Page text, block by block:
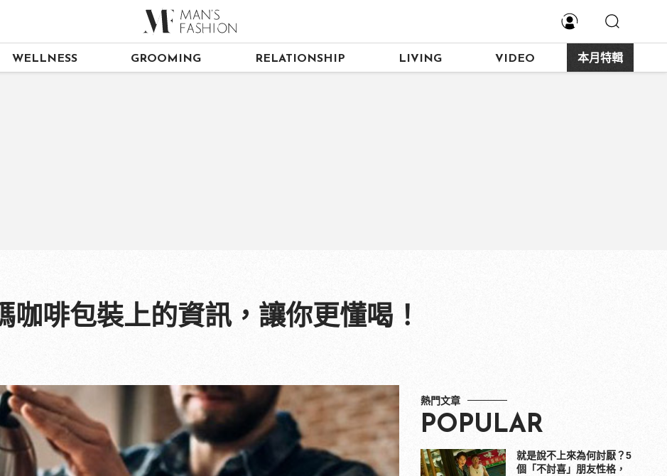
WELLNESS GROOMING RELATIONSHIP LIVING VIDEO 本月特輯
咖啡包裝上的資訊，讓你更懂喝！
熱門文章
POPULAR
就是說不上來為何討厭？5
個「不討喜」朋友性格，